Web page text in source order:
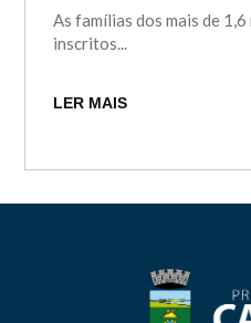
As famílias dos mais de 1,6
inscritos...
LER MAIS